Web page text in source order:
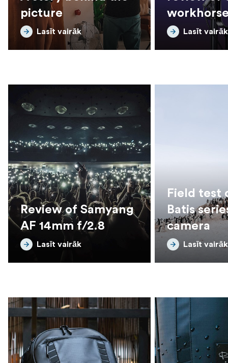
picture
Lasīt vairāk
ForzaLasīt vairāk
Review of Samyang
AF 14mm f/2.8
Lasīt vairāk
Field test
Batis
camera
Lasīt vairāk